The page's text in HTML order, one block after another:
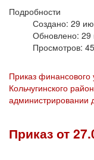
Подробности
Создано: 29
Обновлено:
Просмотров:
Приказ
Кольчугинского
администрировании
Приказ от